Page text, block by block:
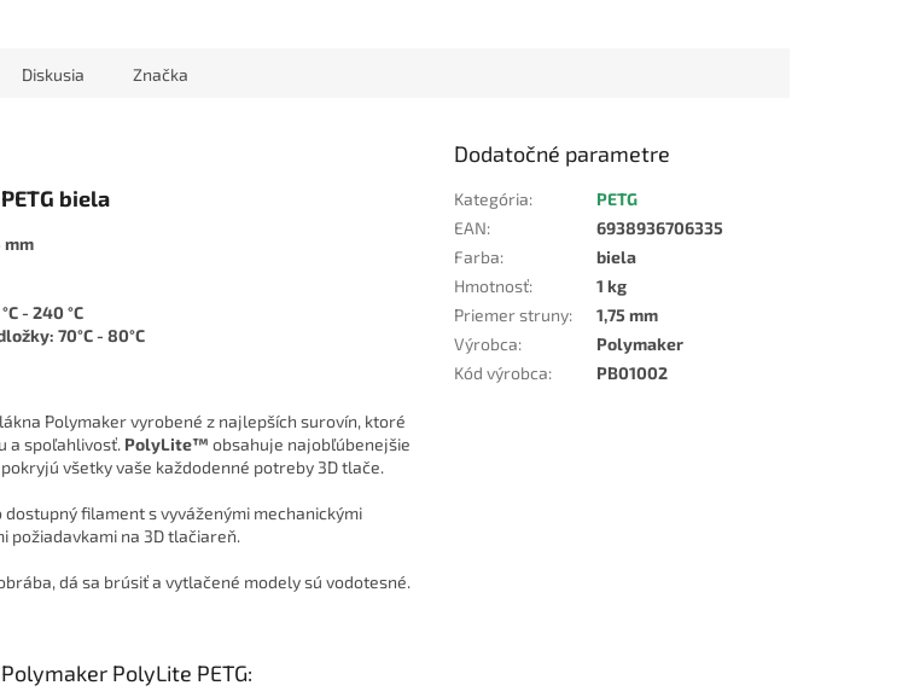
Diskusia Značka
biela
mm
- 240 °C
70°C - 80°C
Polymaker vyrobené z najlepších surovín, ktoré
a spoľahlivosť. PolyLite™ obsahuje najobľúbenejšie
všetky vaše každodenné potreby 3D tlače.
dostupný filament s vyváženými mechanickými
požiadavkami na 3D tlačiareň.
dá sa brúsiť a vytlačené modely sú vodotesné.
PolyLite PETG:
Dodatočné parametre
Kategória:
PETG
EAN:
6938936706335
Farba:
biela
Hmotnosť:
1 kg
Priemer struny:
1,75 mm
Výrobca:
Polymaker
Kód výrobca: PB01002